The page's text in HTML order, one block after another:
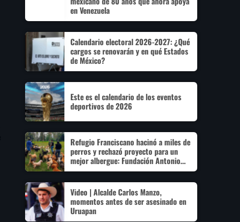
en Venezuela
Calendario electoral 2026-2027: ¿Qué
cargos se renovarán y en qué Estados
de México?
Este es el calendario de los eventos
deportivos de 2026
Refugio Franciscano hacinó a miles de
perros y rechazó proyecto para un
mejor albergue: Fundación Antonio
Hagenbeck
Video | Alcalde Carlos Manzo,
momentos antes de ser asesinado en
Uruapan